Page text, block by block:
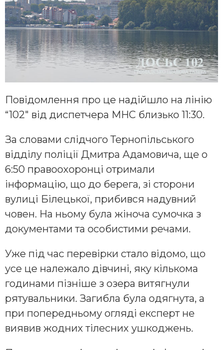
Повідомлення про це надійшло на лінію
“102″ від диспетчера МНС близько 11:30.
За словами слідчого Тернопільського
відділу поліції Дмитра Адамовича, ще о
6:50 правоохоронці отримали
інформацію, що до берега, зі сторони
вулиці Білецької, прибився надувний
човен. На ньому була жіноча сумочка з
документами та особистими речами.
Уже під час перевірки стало відомо, що
усе це належало дівчині, яку кількома
годинами пізніше з озера витягнули
рятувальники. Загибла була одягнута, а
при попередньому огляді експерт не
виявив жодних тілесних ушкоджень.